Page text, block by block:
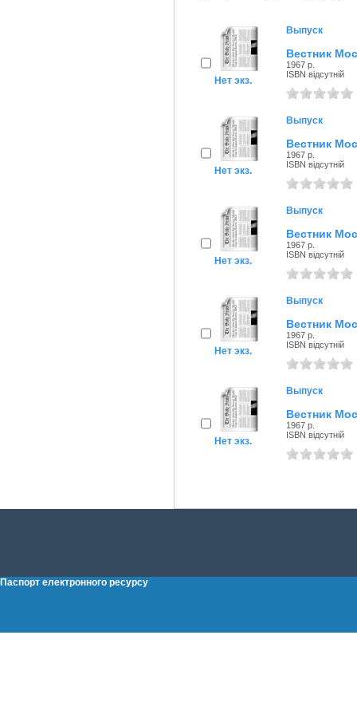
Нет экз.
Выпуск
Вестник
1967 р.
ISBN відсутній
Нет экз.
Выпуск
Вестник
1967 р.
ISBN відсутній
Нет экз.
Выпуск
Вестник
1967 р.
ISBN відсутній
Нет экз.
Выпуск
Вестник
1967 р.
ISBN відсутній
Нет экз.
Выпуск
Вестник
1967 р.
ISBN відсутній
Паспорт електронного ресурсу